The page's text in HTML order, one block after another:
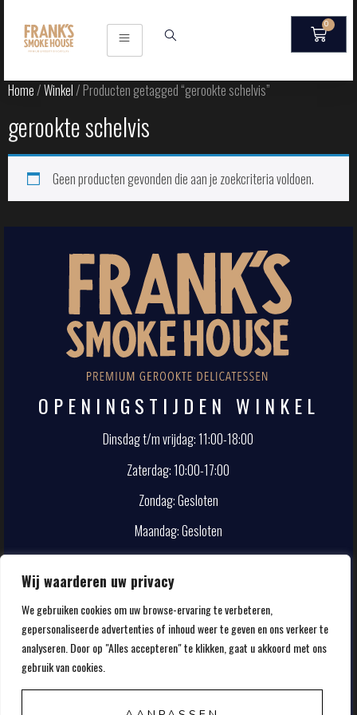
Wij waarderen uw privacy
We gebruiken cookies om uw browse-ervaring te verbeteren,
gepersonaliseerde advertenties of inhoud weer te geven en ons verkeer te
analyseren. Door op "Alles accepteren" te klikken, gaat u akkoord met ons
gebruik van cookies.
0
Home/Winkel/ Producten getagged “gerookte schelvis”
gerookte schelvis
Geen producten gevonden die aan je zoekcriteria voldoen.
OPENINGSTIJDEN WINKEL
Dinsdag t/m vrijdag: 11:00-18:00
Zaterdag: 10:00-17:00
Zondag: Gesloten
Maandag: Gesloten
CONTACT
info@smokehouse.nl
020-5857107